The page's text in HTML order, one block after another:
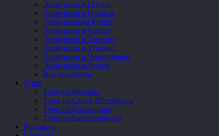
Экскурсии в Грузии
Экскурсии в Израиле
Экскурсии на Кипре
Экскурсии в Крыму
Экскурсии в Таиланд
Экскурсии в Турцию
Экскурсии в Черногорию
Экскурсии в Чехию
Все экскурсии
Туры
Туры из Москвы
Туры из Санкт-Петербурга
Туры из Краснодара
Туры из Екатеринбурга
Контакты